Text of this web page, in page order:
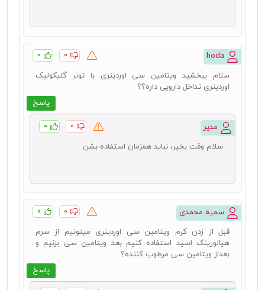
۰ ۰
پاسخ
سلام ببخشید ویتامین سی اوردینری با تونر گلیکولیک
اوردینری تداخل دارویی داره؟؟
مدیر ۰ ۰
سلام وقت بخیر، نباید همزمان استفاده بشن
سمیه محمدی ۰ ۰
پاسخ
قبل از زدن کرم ویتامین سی اوردینری میتونیم از سرم
هیالورینک اسید استفاده کنیم بعد ویتامین سی بزنیم و
بعداز ویتامین سی مرطوب کننده؟